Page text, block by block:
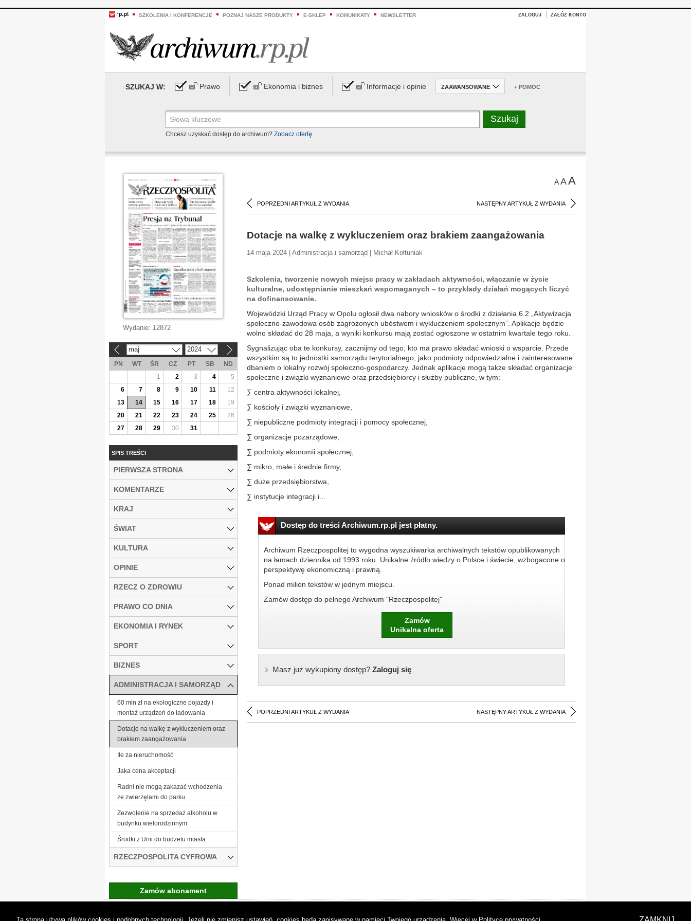
SZKOLENIA I KONFERENCJE POZNAJ NASZE PRODUKTY E-SKLEP KOMUNIKATY NEWSLETTER ZALOGUJ ZAŁÓŻ KONTO
SZUKAJ W: Prawo Ekonomia i biznes Informacje i opinie ZAAWANSOWANE + POMOC
Chcesz uzyskać dostęp do archiwum? Zobacz ofertę
AAA
POPRZEDNI ARTYKUŁ Z WYDANIA NASTĘPNY ARTYKUŁ Z WYDANIA
Dotacje na walkę z wykluczeniem oraz brakiem zaangażowania
14 maja 2024 | Administracja i samorząd | Michał Kołtuniak
Szkolenia, tworzenie nowych miejsc pracy w zakładach aktywności, włączanie w życie
kulturalne, udostępnianie mieszkań wspomaganych – to przykłady działań mogących liczyć
na dofinansowanie.
Wojewódzki Urząd Pracy w Opolu ogłosił dwa nabory wniosków o środki z działania 6.2 „Aktywizacja
społeczno-zawodowa osób zagrożonych ubóstwem i wykluczeniem społecznym”. Aplikacje będzie
wolno składać do 28 maja, a wyniki konkursu mają zostać ogłoszone w ostatnim kwartale tego roku.
Sygnalizując oba te konkursy, zacznijmy od tego, kto ma prawo składać wnioski o wsparcie. Przede
wszystkim są to jednostki samorządu terytorialnego, jako podmioty odpowiedzialne i zainteresowane
dbaniem o lokalny rozwój społeczno-gospodarczy. Jednak aplikacje mogą także składać organizacje
społeczne i związki wyznaniowe oraz przedsiębiorcy i służby publiczne, w tym:
∑ centra aktywności lokalnej,
∑ kościoły i związki wyznaniowe,
∑ niepubliczne podmioty integracji i pomocy społecznej,
∑ organizacje pozarządowe,
∑ podmioty ekonomii społecznej,
∑ mikro, małe i średnie firmy,
∑ duże przedsiębiorstwa,
∑ instytucje integracji i...
Dostęp do treści Archiwum.rp.pl jest płatny.
Archiwum Rzeczpospolitej to wygodna wyszukiwarka archiwalnych tekstów opublikowanych
na łamach dziennika od 1993 roku. Unikalne źródło wiedzy o Polsce i świecie, wzbogacone o
perspektywę ekonomiczną i prawną.
Ponad milion tekstów w jednym miejscu.
Zamów dostęp do pełnego Archiwum "Rzeczpospolitej"
Zamów
Unikalna oferta
Masz już wykupiony dostęp?Zaloguj się
POPRZEDNI ARTYKUŁ Z WYDANIA NASTĘPNY ARTYKUŁ Z WYDANIA
Wydanie: 12872
maj 2024
PN WT ŚR CZ PT SB
ND
1
2 3 4
5
6
7 8 9 10 11
12
13
14 15 16 17 18
19
20
21 22 23 24 25
26
27
28 29 30 31
SPIS TREŚCI
PIERWSZA STRONA
KOMENTARZE
KRAJ
ŚWIAT
KULTURA
OPINIE
RZECZ O ZDROWIU
PRAWO CO DNIA
EKONOMIA I RYNEK
SPORT
BIZNES
ADMINISTRACJA I SAMORZĄD
60 mln zł na ekologiczne pojazdy i
montaż urządzeń do ładowania
Dotacje na walkę z wykluczeniem oraz
brakiem zaangażowania
Ile za nieruchomość
Jaka cena akceptacji
Radni nie mogą zakazać wchodzenia
ze zwierzętami do parku
Zezwolenie na sprzedaż alkoholu w
budynku wielorodzinnym
Środki z Unii do budżetu miasta
RZECZPOSPOLITA CYFROWA
Zamów abonament